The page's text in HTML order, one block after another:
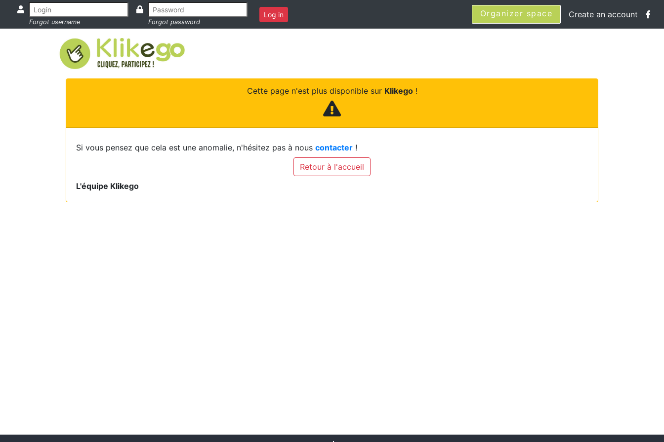
Forgot username Forgot password
Log in Organizer space Create an account
Cette page n'est plus disponible sur Klikego!
Si vous pensez que cela est une anomalie, n'hésitez pas à nous contacter !
Retour à l'accueil
L'équipe Klikego